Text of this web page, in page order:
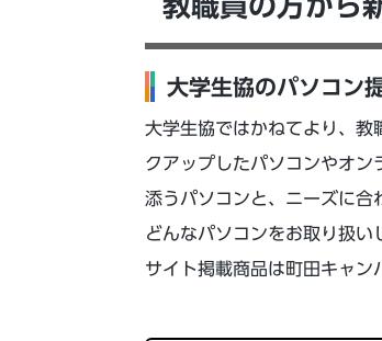
大学生協のパソコン
大学生協ではかねてより、教
クアップしたパソコンやオ
添うパソコンと、ニーズに合
どんなパソコンをお取り扱い
サイト掲載商品は町田キャン